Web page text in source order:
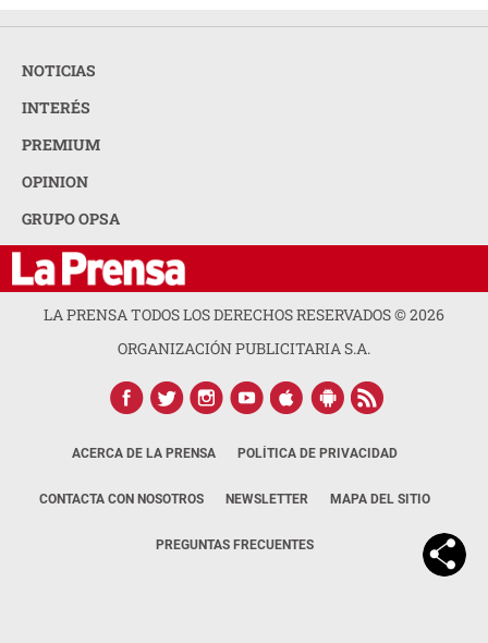
NOTICIAS
INTERÉS
PREMIUM
OPINION
GRUPO OPSA
LA PRENSA TODOS LOS DERECHOS RESERVADOS ©2026
ORGANIZACIÓN PUBLICITARIA S.A.
ACERCA DE LA PRENSA POLÍTICA DE PRIVACIDAD
CONTACTA CON NOSOTROS NEWSLETTER MAPA DEL SITIO
PREGUNTAS FRECUENTES